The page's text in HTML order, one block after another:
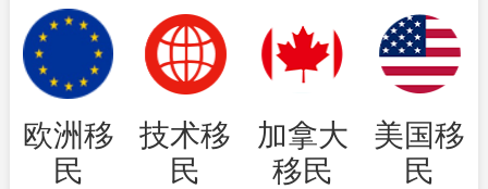
欧洲移
民
技术移
民
加拿大
移民
美国移
民